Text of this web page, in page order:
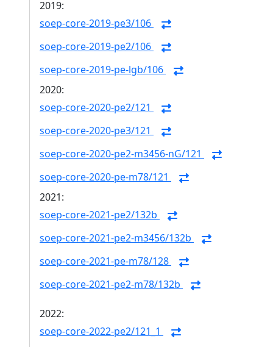
2019:
soep-core-2019-pe3/106
soep-core-2019-pe2/106
soep-core-2019-pe-lgb/106
2020:
soep-core-2020-pe2/121
soep-core-2020-pe3/121
soep-core-2020-pe2-m3456-nG/121
soep-core-2020-pe-m78/121
2021:
soep-core-2021-pe2/132b
soep-core-2021-pe2-m3456/132b
soep-core-2021-pe-m78/128
soep-core-2021-pe2-m78/132b
2022:
soep-core-2022-pe2/121_1